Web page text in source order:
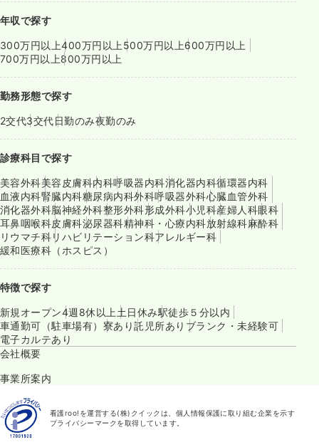
年収で探す
300万円以上400万円以上 500万円以上600万円以上
700万円以上800万円以上
勤務形態で探す
2交代3交代日勤のみ夜勤のみ
診療科目で探す
美容外科美容皮膚科内科呼吸器内科消化器内科循環器内科
血液内科腎臓内科糖尿病内科外科呼吸器外科心臓血管外科
消化器外科脳神経外科整形外科形成外科小児科産婦人科眼科
耳鼻咽喉科皮膚科泌尿器科精神科・心療内科放射線科麻酔科
リウマチ科リハビリテーション科アレルギー科
緩和医療科（ホスピス）
特徴で探す
新規オープン4週8休以上 土日休み駅徒歩５分以内
車通勤可（駐車場有） 寮あり託児所あり ブランク・未経験可
電子カルテあり
会社概要
事業所案内
看護roo!を運営する(株)クイックは、個人情報保護に取り組む企業を示す
プライバシーマークを取得しています。